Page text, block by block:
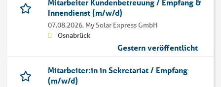
Mitarbeiter Kundenbetreuung / Empfang &
Innendienst (m/w/d)
07.08.2026, My Solar Express GmbH
Osnabrück
Gestern veröffentlicht
Mitarbeiter:in in Sekretariat / Empfang
(m/w/d)